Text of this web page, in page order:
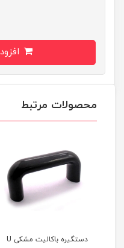
محصولات مرتبط
دستگیره باکالیت مشکی U